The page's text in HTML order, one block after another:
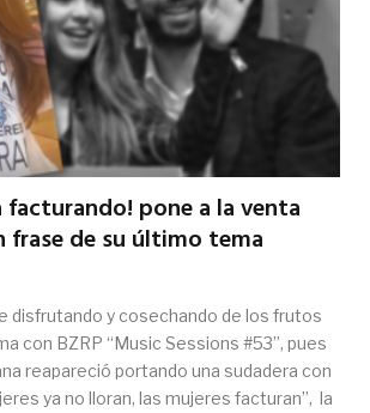
facturando! pone a la venta
frase de su último tema
disfrutando y cosechando de los frutos
con BZRP “Music Sessions #53”, pues
reapareció portando una sudadera con
ya no lloran, las mujeres facturan”, la